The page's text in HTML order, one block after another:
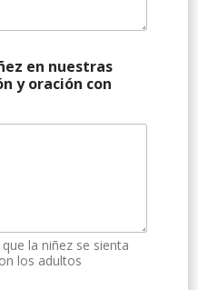
en nuestras
y oración con
la niñez se sienta
los adultos